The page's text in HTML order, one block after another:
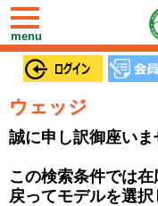
toggle
navigation
menu
ウェッジ
誠に申し訳御座いま
この検索条件では在
戻ってモデルを選択